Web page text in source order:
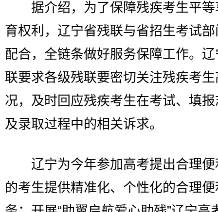
据介绍，为了保障残疾考生平等
育权利，辽宁省残联与省招生考试
配合，全链条做好服务保障工作。
联要求各级残联要密切关注残疾考
况，及时回应残疾考生在考试、填
及录取过程中的相关诉求。
辽宁为今年参加高考提出合理便
的考生提供精准化、个性化的合理